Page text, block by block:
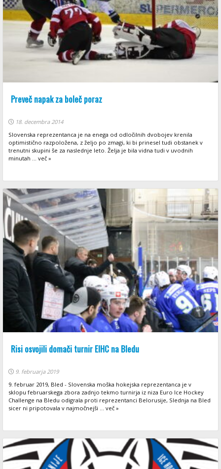
Preveč napak za boleč poraz
18. decembra 2014
Slovenska reprezentanca je na enega od odločilnih dvobojev krenila
optimistično razpoložena, z željo po zmagi, ki bi prinesel tudi obstanek v
trenutni skupini še za naslednje leto. Želja je bila vidna tudi v uvodnih
minutah ... več »
Risi osvojili domači turnir EIHC na Bledu
9. februarja 2019
9. februar 2019, Bled - Slovenska moška hokejska reprezentanca je v
sklopu februarskega zbora zadnjo tekmo turnirja iz niza Euro Ice Hockey
Challenge na Bledu odigrala proti reprezentanci Belorusije, Slednja na Bled
sicer ni pripotovala v najmočnejši ... več »